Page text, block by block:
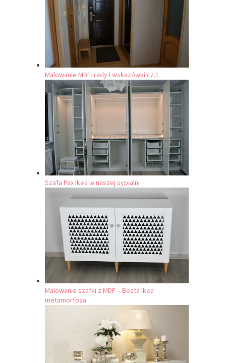
Malowanie MDF: rady i wskazówki cz.1
Szafa Pax Ikea w naszej sypialni
Malowanie szafki z MDF – Besta Ikea
metamorfoza